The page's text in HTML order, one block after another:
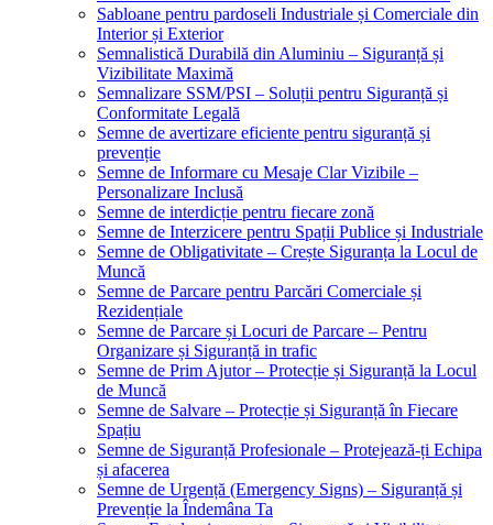
Sabloane pentru pardoseli Industriale și Comerciale din
Interior și Exterior
Semnalistică Durabilă din Aluminiu – Siguranță și
Vizibilitate Maximă
Semnalizare SSM/PSI – Soluții pentru Siguranță și
Conformitate Legală
Semne de avertizare eficiente pentru siguranță și
prevenție
Semne de Informare cu Mesaje Clar Vizibile –
Personalizare Inclusă
Semne de interdicție pentru fiecare zonă
Semne de Interzicere pentru Spații Publice și Industriale
Semne de Obligativitate – Crește Siguranța la Locul de
Muncă
Semne de Parcare pentru Parcări Comerciale și
Rezidențiale
Semne de Parcare și Locuri de Parcare – Pentru
Organizare și Siguranță in trafic
Semne de Prim Ajutor – Protecție și Siguranță la Locul
de Muncă
Semne de Salvare – Protecție și Siguranță în Fiecare
Spațiu
Semne de Siguranță Profesionale – Protejează-ți Echipa
și afacerea
Semne de Urgență (Emergency Signs) – Siguranță și
Prevenție la Îndemâna Ta